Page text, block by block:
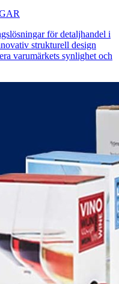
för detaljhandel i
strukturell design
varumärkets synlighet och